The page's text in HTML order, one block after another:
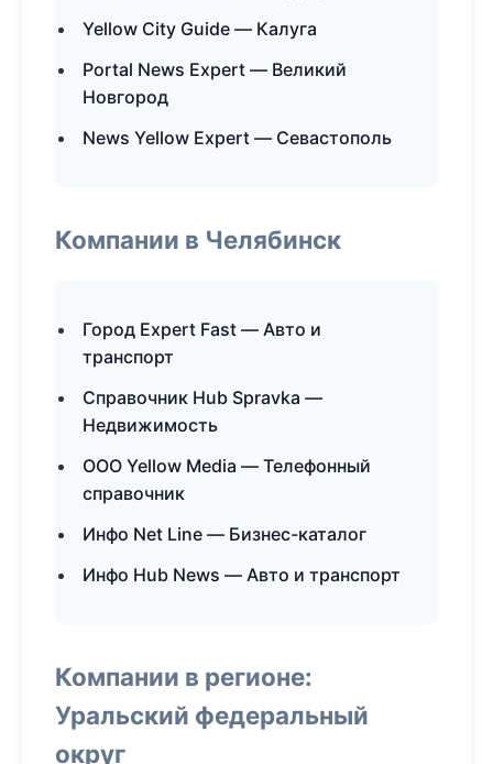
Yellow City Guide — Калуга
Portal News Expert — Великий
Новгород
News Yellow Expert — Севастополь
Компании в Челябинск
Город Expert Fast — Авто и
транспорт
Справочник Hub Spravka —
Недвижимость
ООО Yellow Media — Телефонный
справочник
Инфо Net Line — Бизнес-каталог
Инфо Hub News — Авто и транспорт
Компании в регионе:
Уральский федеральный
округ